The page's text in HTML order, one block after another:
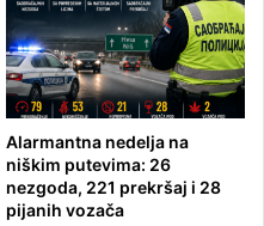
Alarmantna nedelja na
niškim putevima: 26
nezgoda, 221 prekršaj i 28
pijanih vozača